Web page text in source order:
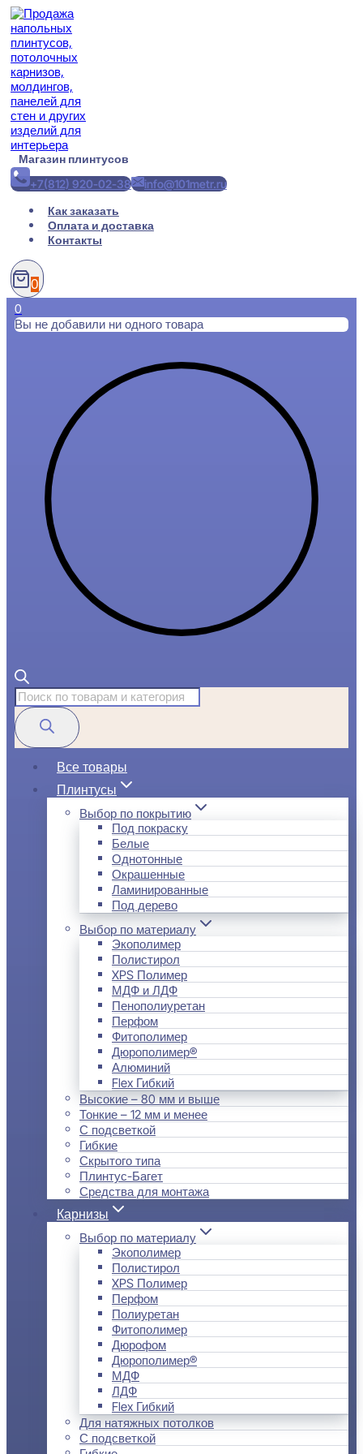
Перейти
содержимому
Магазин плинтусов
+7(812) 920-02-38
info@101metr.ru
Как заказать
Оплата и доставка
Контакты
0
0
Вы не добавили ни одного товара
Поиск
товаров
Все товары
Плинтусы
Выбор по покрытию
Под покраску
Белые
Однотонные
Окрашенные
Ламинированные
Под дерево
Выбор по материалу
Экополимер
Полистирол
XPS Полимер
МДФ и ЛДФ
Пенополиуретан
Перфом
Фитополимер
Дюрополимер®
Алюминий
Flex Гибкий
Высокие – 80 мм и выше
Тонкие – 12 мм и менее
С подсветкой
Гибкие
Скрытого типа
Плинтус-Багет
Средства для монтажа
Карнизы
Выбор по материалу
Экополимер
Полистирол
XPS Полимер
Перфом
Полиуретан
Фитополимер
Дюрофом
Дюрополимер®
МДФ
ЛДФ
Flex Гибкий
Для натяжных потолков
С подсветкой